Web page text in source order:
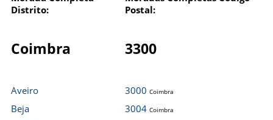
Distrito:
Postal:
Coimbra 3300
Aveiro
Beja
3000 Coimbra
3004 Coimbra